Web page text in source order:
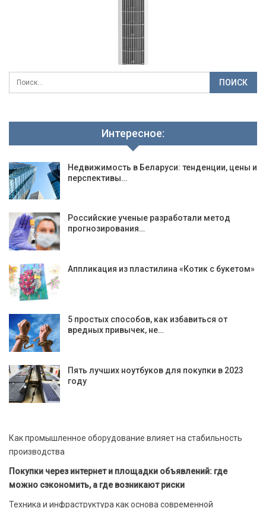
Интересное:
Недвижимость в Беларуси: тенденции, цены и
перспективы…
Российские ученые разработали метод
прогнозирования…
Аппликация из пластилина «Котик с букетом»
5 простых способов, как избавиться от
вредных привычек, не…
Пять лучших ноутбуков для покупки в 2023
году
Как промышленное оборудование влияет на стабильность
производства
Покупки через интернет и площадки объявлений: где
можно сэкономить, а где возникают риски
Техника и инфраструктура как основа современной